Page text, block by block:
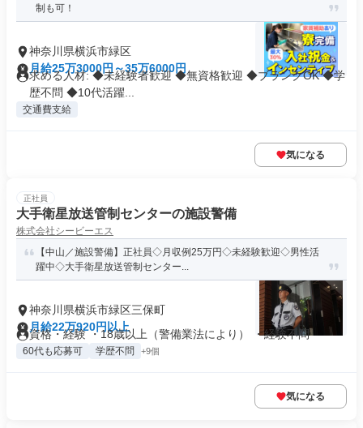
制も可！
神奈川県横浜市緑区
月給25万3000円～35万6000円
求める人材: ◆未経験者歓迎 ◆無資格歓迎 ◆ブランクOK ◆学
歴不問 ◆10代活躍...
交通費支給
気になる
正社員
大手衛星放送管制センターの施設警備
株式会社シービーエス
【中山／施設警備】正社員◇月収例25万円◇未経験歓迎◇男性活
躍中◇大手衛星放送管制センター...
神奈川県横浜市緑区三保町
月給22万920円以上
資格・経験 ・18歳以上（警備業法により） ・経験不問
60代も応募可 学歴不問 +9個
気になる